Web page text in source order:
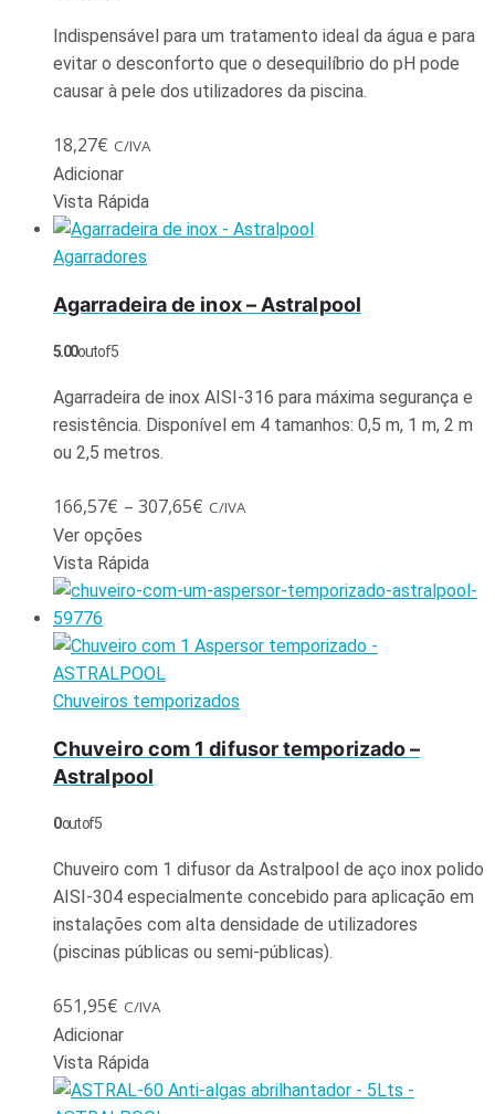
Indispensável para um tratamento ideal da água e para
evitar o desconforto que o desequilíbrio do pH pode
causar à pele dos utilizadores da piscina.
18,27€ C/IVA
Adicionar
Vista Rápida
Agarradores
Agarradeira de inox – Astralpool
5.00out of 5
Agarradeira de inox AISI-316 para máxima segurança e
resistência. Disponível em 4 tamanhos: 0,5 m, 1 m, 2 m
ou 2,5 metros.
166,57€ – 307,65€ C/IVA
Ver opções
Vista Rápida
Chuveiros temporizados
Chuveiro com 1 difusor temporizado –
Astralpool
0out of 5
Chuveiro com 1 difusor da Astralpool de aço inox polido
AISI-304 especialmente concebido para aplicação em
instalações com alta densidade de utilizadores
(piscinas públicas ou semi-públicas).
651,95€ C/IVA
Adicionar
Vista Rápida